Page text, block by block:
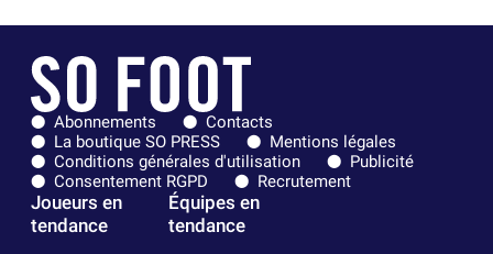
Abonnements
Contacts
La boutique SO PRESS
Mentions légales
Conditions générales d'utilisation
Publicité
Consentement RGPD
Recrutement
Joueurs en
tendance
Équipes en
tendance